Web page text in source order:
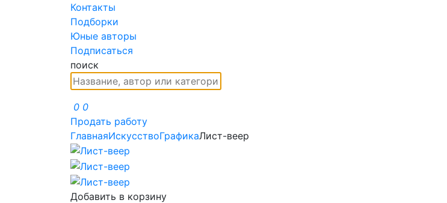
Контакты
Подборки
Юные авторы
Подписаться
поиск
0 0
Продать работу
ГлавнаяИскусствоГрафикаЛист-веер
Добавить в корзину